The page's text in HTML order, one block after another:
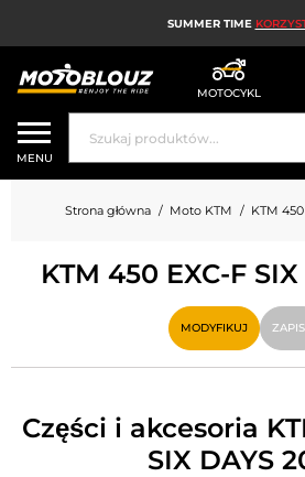
SUMMER TIME
MOTOCYKL
KASK MOTOCYKLOWY
ODZIEŻ
UBRANIA
MX; ENDURO I TRIAL
HIGH-TECH
PODUSZKA
CZĘŚCI
AKCESORIA
MENU
Strona główna Moto KTM KTM
KTM 450 EXC-F
MODYFIKUJ
Części i akcesoria
SIX DAYS